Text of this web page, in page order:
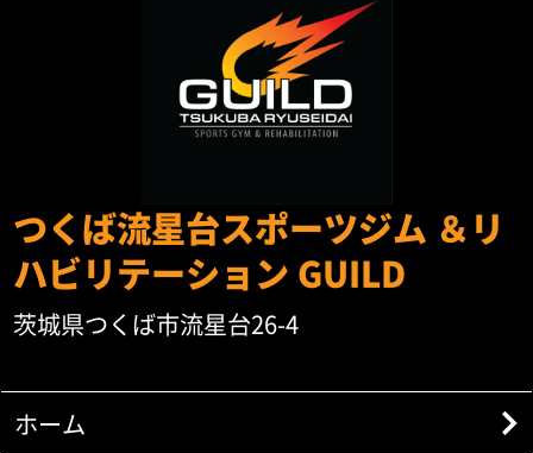
つくば流星台スポーツジム ＆リ
ハビリテーション GUILD
茨城県つくば市流星台26-4
ホーム